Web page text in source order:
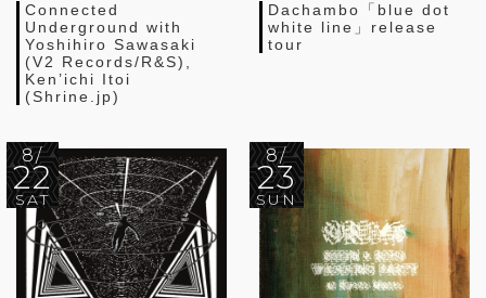
Connected
Underground with
Yoshihiro Sawasaki
(V2 Records/R&S),
Ken’ichi Itoi
(Shrine.jp)
Dachambo「blue dot
white line」release
tour
8/
22
SAT
8/
23
SUN